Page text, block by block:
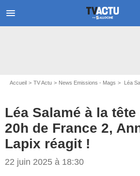
menu
Accueil TV Actu News Emissions - Mags Léa Salamé à
Léa Salamé à la
20h de France 2,
Lapix réagit !
22 juin 2025 à 18:30